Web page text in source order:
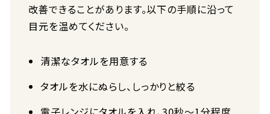
改善できることがあります。以下の手順に沿って
目元を温めてください。
清潔なタオルを用意する
タオルを水にぬらし、しっかりと絞る